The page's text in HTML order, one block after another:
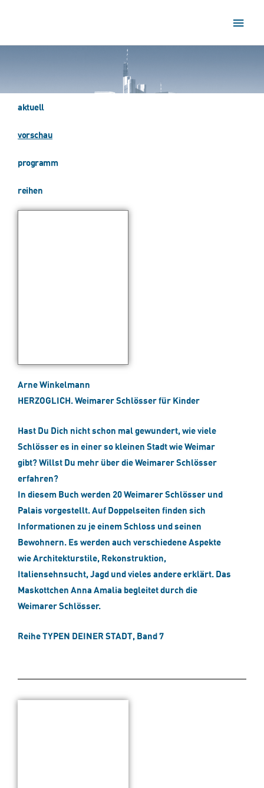
aktuell
vorschau
programm
reihen
Arne Winkelmann
HERZOGLICH. Weimarer Schlösser für Kinder
Hast Du Dich nicht schon mal gewundert, wie viele
Schlösser es in einer so kleinen Stadt wie Weimar
gibt? Willst Du mehr über die Weimarer Schlösser
erfahren?
In diesem Buch werden 20 Weimarer Schlösser und
Palais vorgestellt. Auf Doppelseiten finden sich
Informationen zu je einem Schloss und seinen
Bewohnern. Es werden auch verschiedene Aspekte
wie Architekturstile, Rekonstruktion,
Italiensehnsucht, Jagd und vieles andere erklärt. Das
Maskottchen Anna Amalia begleitet durch die
Weimarer Schlösser.
Reihe TYPEN DEINER STADT, Band 7